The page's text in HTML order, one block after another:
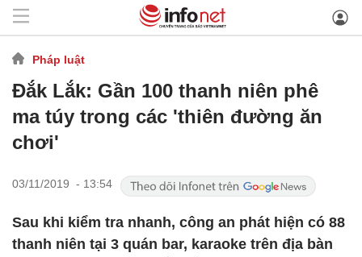
Pháp luật
Đắk Lắk: Gần 100 thanh niên phê
ma túy trong các 'thiên đường ăn
chơi'
03/11/2019 - 13:54
Sau khi kiểm tra nhanh, công an phát hiện có 88
thanh niên tại 3 quán bar, karaoke trên địa bàn